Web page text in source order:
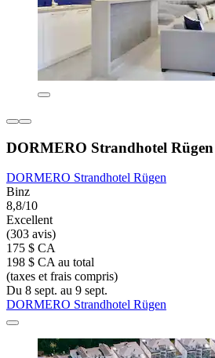
DORMERO Strandhotel Rügen
DORMERO Strandhotel Rügen
Binz
8,8/10
Excellent
(303 avis)
175 $ CA
198 $ CA au total
(taxes et frais compris)
Du 8 sept. au 9 sept.
DORMERO Strandhotel Rügen